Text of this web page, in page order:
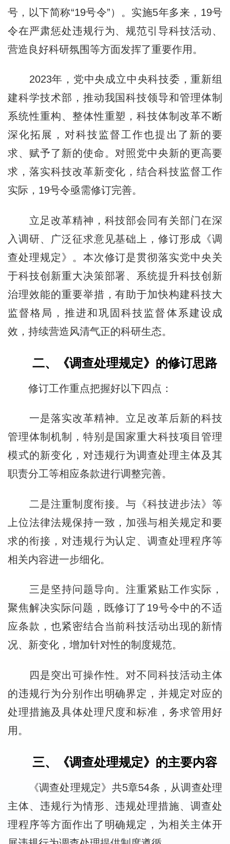
号，以下简称“19号令”）。实施5年多来，19号
令在严肃惩处违规行为、规范引导科技活动、
营造良好科研氛围等方面发挥了重要作用。
2023年，党中央成立中央科技委，重新组
建科学技术部，推动我国科技领导和管理体制
系统性重构、整体性重塑，科技体制改革不断
深化拓展，对科技监督工作也提出了新的要
求、赋予了新的使命。对照党中央新的更高要
求，落实科技改革新变化，结合科技监督工作
实际，19号令亟需修订完善。
立足改革精神，科技部会同有关部门在深
入调研、广泛征求意见基础上，修订形成《调
查处理规定》。本次修订是贯彻落实党中央关
于科技创新重大决策部署、系统提升科技创新
治理效能的重要举措，有助于加快构建科技大
监督格局，推进和巩固科技监督体系建设成
效，持续营造风清气正的科研生态。
二、《调查处理规定》的修订思路
修订工作重点把握好以下四点：
一是落实改革精神。立足改革后新的科技
管理体制机制，特别是国家重大科技项目管理
模式的新变化，对违规行为调查处理主体及其
职责分工等相应条款进行调整完善。
二是注重制度衔接。与《科技进步法》等
上位法律法规保持一致，加强与相关规定和要
求的衔接，对违规行为认定、调查处理程序等
相关内容进一步细化。
三是坚持问题导向。注重紧贴工作实际，
聚焦解决实际问题，既修订了19号令中的不适
应条款，也紧密结合当前科技活动出现的新情
况、新变化，增加针对性的制度规范。
四是突出可操作性。对不同科技活动主体
的违规行为分别作出明确界定，并规定对应的
处理措施及具体处理尺度和标准，务求管用好
用。
三、《调查处理规定》的主要内容
《调查处理规定》共5章54条，从调查处理
主体、违规行为情形、违规处理措施、调查处
理程序等方面作出了明确规定，为相关主体开